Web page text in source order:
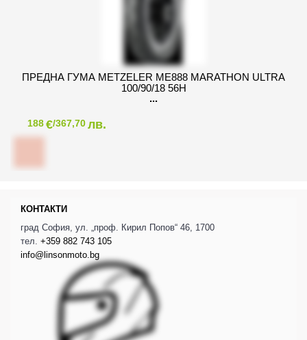
ПРЕДНА ГУМА METZELER ME888 MARATHON ULTRA
100/90/18 56H
188€/367,70лв.
КОНТАКТИ
град София, ул. „проф. Кирил Попов“ 46, 1700
тел. +359 882 743 105
info@linsonmoto.bg